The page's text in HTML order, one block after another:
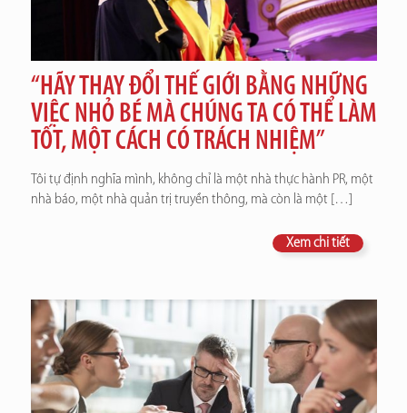
“HÃY THAY ĐỔI THẾ GIỚI BẰNG NHỮNG
VIỆC NHỎ BÉ MÀ CHÚNG TA CÓ THỂ LÀM
TỐT, MỘT CÁCH CÓ TRÁCH NHIỆM”
Tôi tự định nghĩa mình, không chỉ là một nhà thực hành PR, một
nhà báo, một nhà quản trị truyền thông, mà còn là một […]
Xem chi tiết